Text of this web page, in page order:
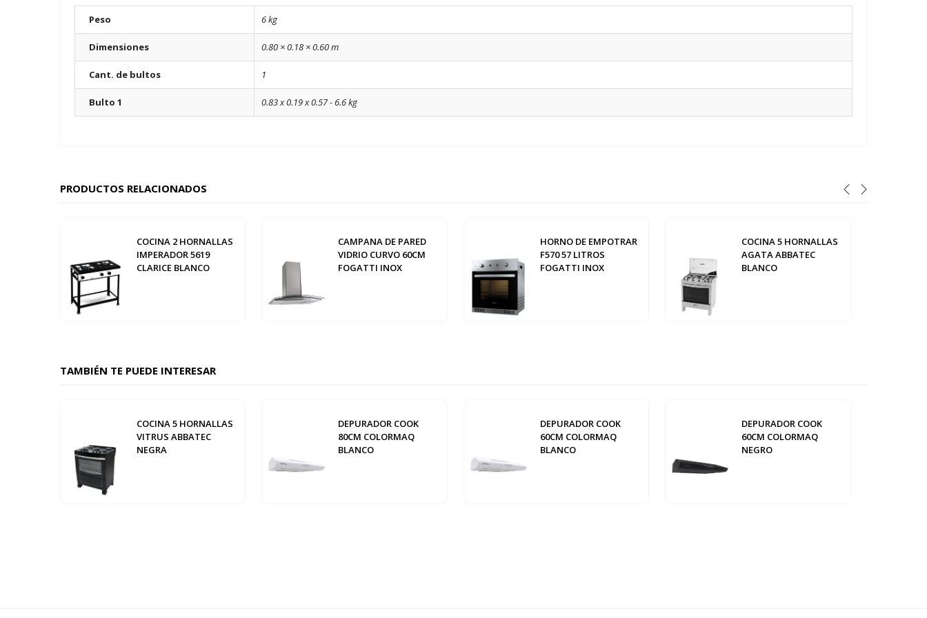
Peso 6 kg
Dimensiones 0.80 × 0.18 × 0.60 m
Cant. de bultos 1
Bulto 1 0.83 x 0.19 x 0.57 - 6.6 kg
PRODUCTOS RELACIONADOS
COCINA 2 HORNALLAS
IMPERADOR 5619
CLARICE BLANCO
CAMPANA DE PARED
VIDRIO CURVO 60CM
FOGATTI INOX
HORNO DE EMPOTRAR
F570 57 LITROS
FOGATTI INOX
COCINA 5 HORNALLAS
AGATA ABBATEC
BLANCO
TAMBIÉN TE PUEDE INTERESAR
COCINA 5 HORNALLAS
VITRUS ABBATEC
NEGRA
DEPURADOR COOK
80CM COLORMAQ
BLANCO
DEPURADOR COOK
60CM COLORMAQ
BLANCO
DEPURADOR COOK
60CM COLORMAQ
NEGRO